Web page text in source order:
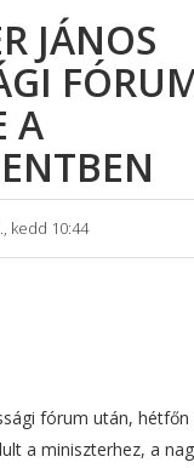
JÁNOS
A
kedd 10:44
fórum után, hétfőn
a miniszterhez, a